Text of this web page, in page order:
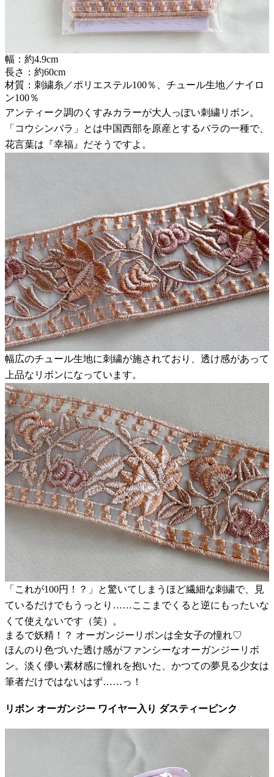
幅：約4.9cm
長さ：約60cm
材質：刺繍糸／ポリエステル100％、チュール生地／ナイロ
ン100％
アンティーク調のくすみカラーが大人っぽい刺繍リボン。
「コウシンバラ」とは中国西部を原産とするバラの一種で、
花言葉は『幸福』だそうですよ。
幅広のチュール生地に刺繍が施されており、透け感があって
上品なリボンになっています。
「これが100円！？」と驚いてしまうほど繊細な刺繍で、見
ているだけでもうっとり……ここまでくると逆にもったいな
くて使えないです（笑）。
まるで妖精！？ オーガンジーリボンは全女子の憧れ♡
ほんのり色づいた透け感がファンシーなオーガンジーリボ
ン。淡く儚い素材感に憧れを抱いた、かつての夢見る少女は
筆者だけではないはず……っ！
リボン オーガンジー ワイヤー入り ダスティーピンク